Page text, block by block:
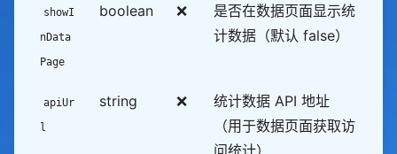
showI
nData
Page
boolean ❌
是否在数据页面显示统
计数据（默认 false）
apiUr
l
string ❌
统计数据 API 地址
（用于数据页面获取访
问统计）